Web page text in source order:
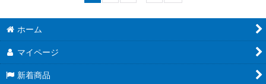
ホーム
マイページ
新着商品